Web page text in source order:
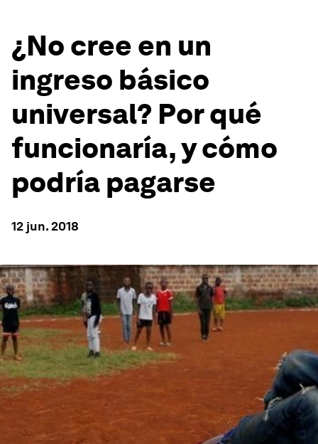
¿No cree en un
ingreso básico
universal? Por qué
funcionaría, y cómo
podría pagarse
12 jun. 2018